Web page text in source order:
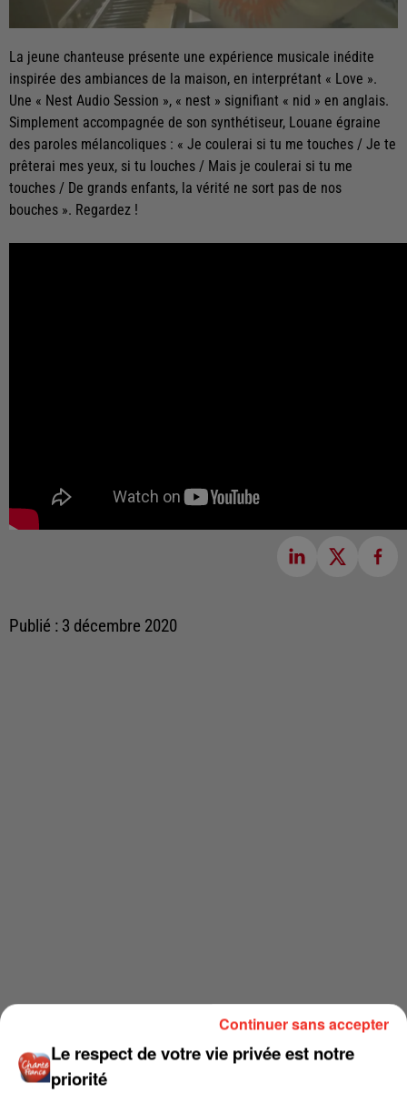
La jeune chanteuse présente une expérience musicale inédite
inspirée des ambiances de la maison, en interprétant « Love ».
Une « Nest Audio Session », « nest » signifiant « nid » en anglais.
Simplement accompagnée de son synthétiseur, Louane égraine
des paroles mélancoliques : « Je coulerai si tu me touches / Je te
prêterai mes yeux, si tu louches / Mais je coulerai si tu me
touches / De grands enfants, la vérité ne sort pas de nos
bouches ». Regardez !
Publié : 3 décembre 2020
Le respect de votre vie privée est notre
priorité
Continuer sans accepter